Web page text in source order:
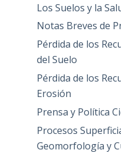
Los Suelos y la
Notas Breves de
Pérdida de los
del Suelo
Pérdida de los
Erosión
Prensa y Política
Procesos
Geomorfología y